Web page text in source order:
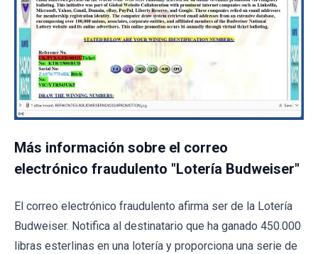
Más información sobre el correo
electrónico fraudulento "Lotería Budweiser"
El correo electrónico fraudulento afirma ser de la Lotería
Budweiser. Notifica al destinatario que ha ganado 450.000
libras esterlinas en una lotería y proporciona una serie de